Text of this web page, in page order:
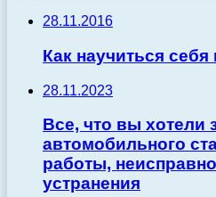
28.11.2016
Как научиться себя
28.11.2023
Все, что вы хотели
автомобильного
работы,
устранения